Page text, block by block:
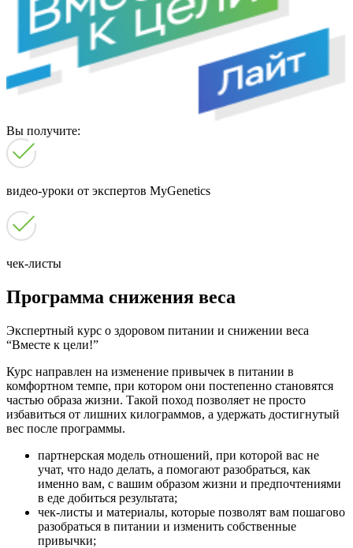
Вы получите:
видео-уроки от экспертов MyGenetics
чек-листы
Программа снижения веса
Экспертный курс о здоровом питании и снижении веса
“Вместе к цели!”
Курс направлен на изменение привычек в питании в
комфортном темпе, при котором они постепенно становятся
частью образа жизни. Такой поход позволяет не просто
избавиться от лишних килограммов, а удержать достигнутый
вес после программы.
партнерская модель отношений, при которой вас не
учат, что надо делать, а помогают разобраться, как
именно вам, с вашим образом жизни и предпочтениями
в еде добиться результата;
чек-листы и материалы, которые позволят вам пошагово
разобраться в питании и изменить собственные
привычки;